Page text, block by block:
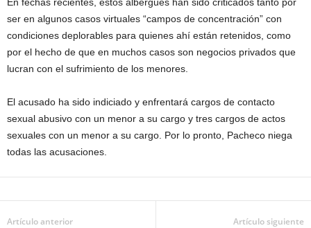
ser en algunos casos virtuales “campos de concentración” con
condiciones deplorables para quienes ahí están retenidos, como
por el hecho de que en muchos casos son negocios privados que
lucran con el sufrimiento de los menores.
El acusado ha sido indiciado y enfrentará cargos de contacto
sexual abusivo con un menor a su cargo y tres cargos de actos
sexuales con un menor a su cargo. Por lo pronto, Pacheco niega
todas las acusaciones.
Artículo anterior Artículo siguiente